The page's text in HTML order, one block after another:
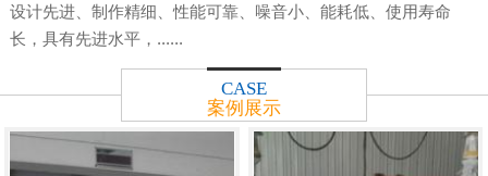
设计先进、制作精细、性能可靠、噪音小、能耗低、使用寿命
长，具有先进水平，......
CASE
案例展示